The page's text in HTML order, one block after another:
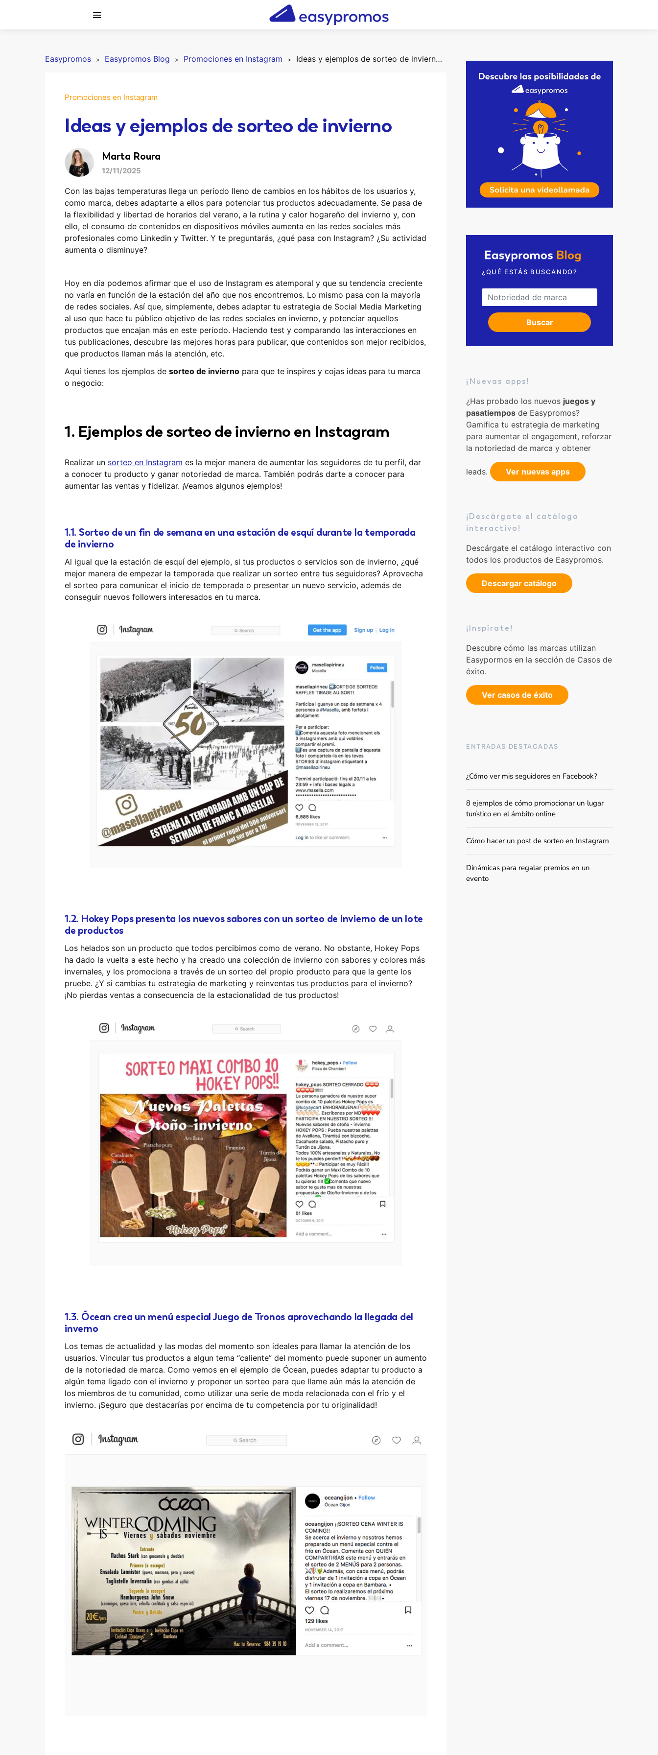
Easypromos Easypromos Blog Promociones en Instagram Ideas y ejemplos de sorteo de invierno para inspirarte
Promociones en Instagram
Ideas y ejemplos de sorteo de invierno
Marta Roura
12/11/2025
Con las bajas temperaturas llega un período lleno de cambios en los hábitos de los usuarios y,
como marca, debes adaptarte a ellos para potenciar tus productos adecuadamente. Se pasa de
la flexibilidad y libertad de horarios del verano, a la rutina y calor hogareño del invierno y, con
ello, el consumo de contenidos en dispositivos móviles aumenta en las redes sociales más
profesionales como Linkedin y Twitter. Y te preguntarás, ¿qué pasa con Instagram? ¿Su actividad
aumenta o disminuye?
Hoy en día podemos afirmar que el uso de Instagram es atemporal y que su tendencia creciente
no varía en función de la estación del año que nos encontremos. Lo mismo pasa con la mayoría
de redes sociales. Así que, simplemente, debes adaptar tu estrategia de Social Media Marketing
al uso que hace tu público objetivo de las redes sociales en invierno, y potenciar aquellos
productos que encajan más en este período. Haciendo test y comparando las interacciones en
tus publicaciones, descubre las mejores horas para publicar, que contenidos son mejor recibidos,
que productos llaman más la atención, etc.
Aquí tienes los ejemplos de sorteo de invierno para que te inspires y cojas ideas para tu marca
o negocio:
1. Ejemplos de sorteo de invierno en Instagram
Realizar un sorteo en Instagram es la mejor manera de aumentar los seguidores de tu perfil, dar
a conocer tu producto y ganar notoriedad de marca. También podrás darte a conocer para
aumentar las ventas y fidelizar. ¡Veamos algunos ejemplos!
1.1. Sorteo de un fin de semana en una estación de esquí durante la temporada
de invierno
Al igual que la estación de esquí del ejemplo, si tus productos o servicios son de invierno, ¿qué
mejor manera de empezar la temporada que realizar un sorteo entre tus seguidores? Aprovecha
el sorteo para comunicar el inicio de temporada o presentar un nuevo servicio, además de
conseguir nuevos followers interesados en tu marca.
1.2. Hokey Pops presenta los nuevos sabores con un sorteo de invierno de un lote
de productos
Los helados son un producto que todos percibimos como de verano. No obstante, Hokey Pops
ha dado la vuelta a este hecho y ha creado una colección de invierno con sabores y colores más
invernales, y los promociona a través de un sorteo del propio producto para que la gente los
pruebe. ¿Y si cambias tu estrategia de marketing y reinventas tus productos para el invierno?
¡No pierdas ventas a consecuencia de la estacionalidad de tus productos!
1.3. Ócean crea un menú especial Juego de Tronos aprovechando la llegada del
inverno
Los temas de actualidad y las modas del momento son ideales para llamar la atención de los
usuarios. Vincular tus productos a algun tema “caliente” del momento puede suponer un aumento
de la notoriedad de marca. Como vemos en el ejemplo de Ócean, puedes adaptar tu producto a
algún tema ligado con el invierno y proponer un sorteo para que llame aún más la atención de
los miembros de tu comunidad, como utilizar una serie de moda relacionada con el frío y el
invierno. ¡Seguro que destacarías por encima de tu competencia por tu originalidad!
¿QUÉ ESTÁS BUSCANDO?
Search for:
Buscar
¡Nuevas apps!
¿Has probado los nuevos juegos y
pasatiempos de Easypromos?
Gamifica tu estrategia de marketing
para aumentar el engagement, reforzar
la notoriedad de marca y obtener
leads. Ver nuevas apps
¡Descárgate el catálogo
interactivo!
Descárgate el catálogo interactivo con
todos los productos de Easypromos.
Descargar catálogo
¡Inspírate!
Descubre cómo las marcas utilizan
Easypormos en la sección de Casos de
éxito.
Ver casos de éxito
ENTRADAS DESTACADAS
¿Cómo ver mis seguidores en Facebook?
8 ejemplos de cómo promocionar un lugar
turístico en el ámbito online
Cómo hacer un post de sorteo en Instagram
Dinámicas para regalar premios en un
evento